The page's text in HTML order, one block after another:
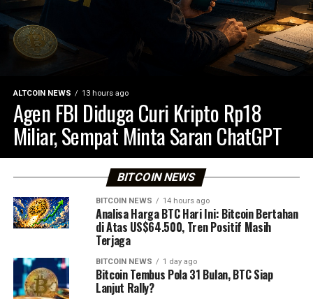
ALTCOIN NEWS 13 hours ago
Agen FBI Diduga Curi Kripto Rp18
Miliar, Sempat Minta Saran ChatGPT
BITCOIN NEWS
BITCOIN NEWS 14 hours ago
Analisa Harga BTC Hari Ini: Bitcoin Bertahan
di Atas US$64.500, Tren Positif Masih
Terjaga
BITCOIN NEWS 1 day ago
Bitcoin Tembus Pola 31 Bulan, BTC Siap
Lanjut Rally?